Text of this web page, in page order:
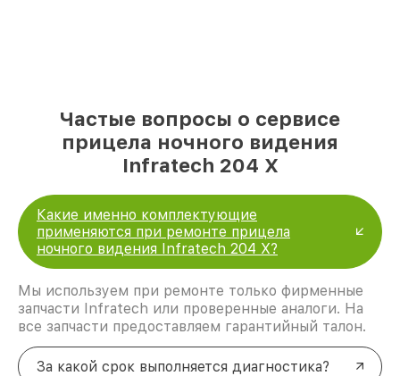
Частые вопросы о сервисе
прицела ночного видения
Infratech 204 Х
Какие именно комплектующие
применяются при ремонте прицела
ночного видения Infratech 204 Х?
Мы используем при ремонте только фирменные
запчасти Infratech или проверенные аналоги. На
все запчасти предоставляем гарантийный талон.
За какой срок выполняется диагностика?